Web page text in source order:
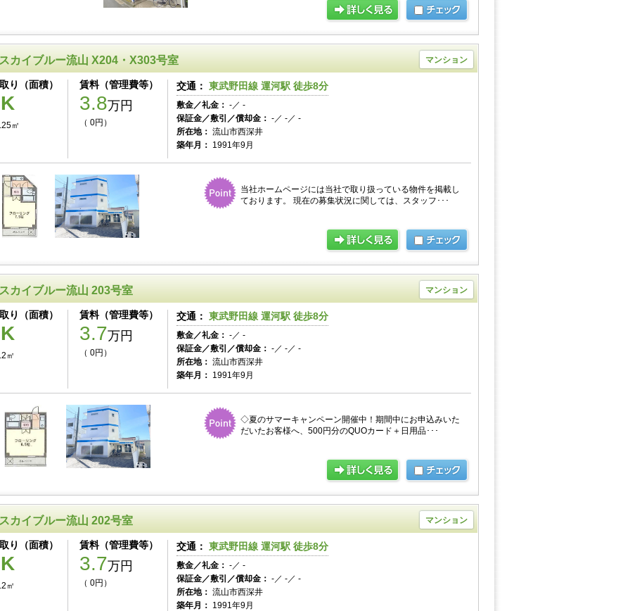
カイブルー流山 X204・X303号室 マンション
り（面積）
㎡
賃料（管理費等）
3.8万円
（ 0円）
交通： 東武野田線 運河駅 徒歩8分
敷金／礼金： -／ -
保証金／敷引／償却金： -／ -／ -
所在地： 流山市西深井
築年月： 1991年9月
当社ホームページには当社で取り扱っている物件を掲載し
ております。 現在の募集状況に関しては、スタッフ･･･
カイブルー流山 203号室 マンション
り（面積）
㎡
賃料（管理費等）
3.7万円
（ 0円）
交通： 東武野田線 運河駅 徒歩8分
敷金／礼金： -／ -
保証金／敷引／償却金： -／ -／ -
所在地： 流山市西深井
築年月： 1991年9月
◇夏のサマーキャンペーン開催中！期間中にお申込みいた
だいたお客様へ、500円分のQUOカード＋日用品･･･
カイブルー流山 202号室 マンション
り（面積）
㎡
賃料（管理費等）
3.7万円
（ 0円）
交通： 東武野田線 運河駅 徒歩8分
敷金／礼金： -／ -
保証金／敷引／償却金： -／ -／ -
所在地： 流山市西深井
築年月： 1991年9月